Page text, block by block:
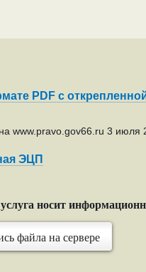
PDF с
www.pravo.gov66.ru 3 июля
ЭЦП
носит
файла на сервере